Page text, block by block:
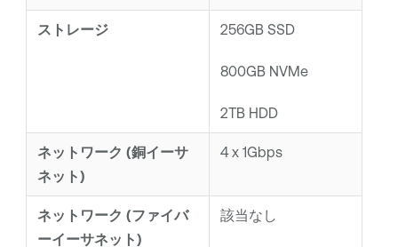
ストレージ 256GB SSD
800GB NVMe
2TB HDD
ネットワーク (銅イーサ
ネット)
4 x 1Gbps
ネットワーク (ファイバ
ーイーサネット)
該当なし